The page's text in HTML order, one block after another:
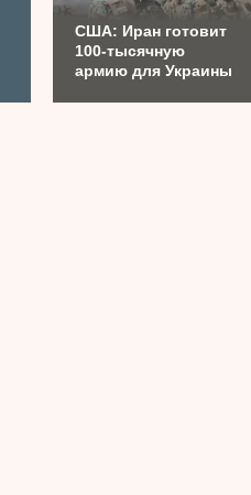
США: Иран готовит
100-тысячную
армию для Украины